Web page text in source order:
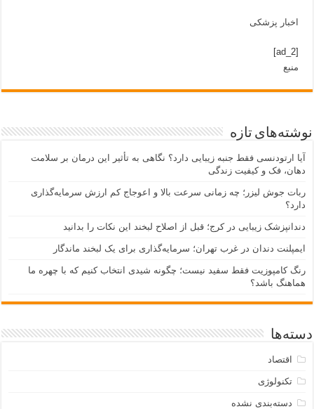
اخبار پزشکی
[ad_2]
منبع
نوشته‌های تازه
آیا ارتودنسی فقط جنبه زیبایی دارد؟ نگاهی به تأثیر این درمان بر سلامت
دهان، فک و کیفیت زندگی
ربات جوش لیزر؛ چه زمانی سرعت بالا و اعوجاج کم ارزش سرمایه‌گذاری
دارد؟
دندانپزشک زیبایی در کرج؛ قبل از اصلاح لبخند این نکات را بدانید
ایمپلنت دندان در غرب تهران؛ سرمایه‌گذاری برای یک لبخند ماندگار
رنگ کامپوزیت فقط سفید نیست؛ چگونه شیدی انتخاب کنیم که با چهره ما
هماهنگ باشد؟
دسته‌ها
اقتصاد
تکنولوژی
دسته‌بندی نشده